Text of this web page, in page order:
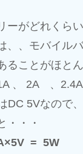
ーがどれくら
、、モバイル
ることがほとん
、 2A 、
DC 5Vなので、
・・・
= 5W